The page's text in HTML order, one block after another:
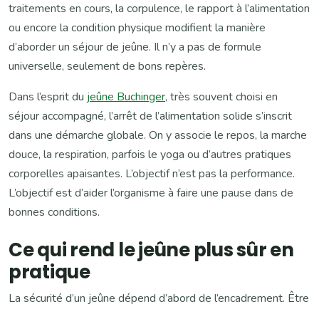
traitements en cours, la corpulence, le rapport à l’alimentation
ou encore la condition physique modifient la manière
d’aborder un séjour de jeûne. Il n’y a pas de formule
universelle, seulement de bons repères.
Dans l’esprit du jeûne Buchinger, très souvent choisi en
séjour accompagné, l’arrêt de l’alimentation solide s’inscrit
dans une démarche globale. On y associe le repos, la marche
douce, la respiration, parfois le yoga ou d’autres pratiques
corporelles apaisantes. L’objectif n’est pas la performance.
L’objectif est d’aider l’organisme à faire une pause dans de
bonnes conditions.
Ce qui rend le jeûne plus sûr en
pratique
La sécurité d’un jeûne dépend d’abord de l’encadrement. Être